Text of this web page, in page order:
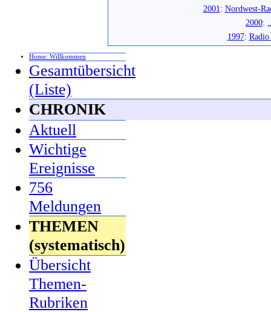
2001: Nordwest-
2000:
1997:
Home: Willkommen
Gesamtübersicht
(Liste)
CHRONIK
Aktuell
Wichtige
Ereignisse
756
Meldungen
THEMEN
(systematisch)
Übersicht
Themen-
Rubriken